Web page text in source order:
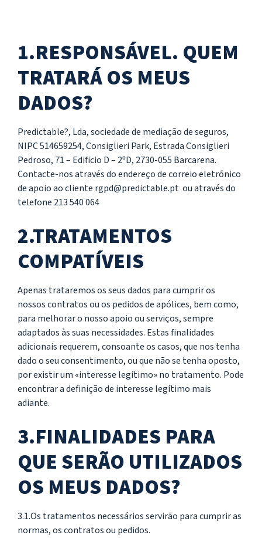
1.RESPONSÁVEL. QUEM
TRATARÁ OS MEUS
DADOS?
Predictable?, Lda, sociedade de mediação de seguros,
NIPC 514659254, Consiglieri Park, Estrada Consiglieri
Pedroso, 71 – Edificio D – 2ºD, 2730-055 Barcarena.
Contacte-nos através do endereço de correio eletrónico
de apoio ao cliente rgpd@predictable.pt ou através do
telefone 213 540 064
2.TRATAMENTOS
COMPATÍVEIS
Apenas trataremos os seus dados para cumprir os
nossos contratos ou os pedidos de apólices, bem como,
para melhorar o nosso apoio ou serviços, sempre
adaptados às suas necessidades. Estas finalidades
adicionais requerem, consoante os casos, que nos tenha
dado o seu consentimento, ou que não se tenha oposto,
por existir um «interesse legítimo» no tratamento. Pode
encontrar a definição de interesse legítimo mais
adiante.
3.FINALIDADES PARA
QUE SERÃO UTILIZADOS
OS MEUS DADOS?
3.1.Os tratamentos necessários servirão para cumprir as
normas, os contratos ou pedidos.